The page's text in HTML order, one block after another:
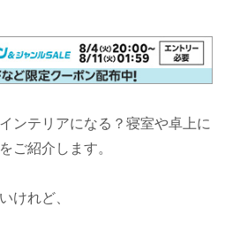
ンテリアになる？寝室や卓上に
ご紹介します。
けれど、